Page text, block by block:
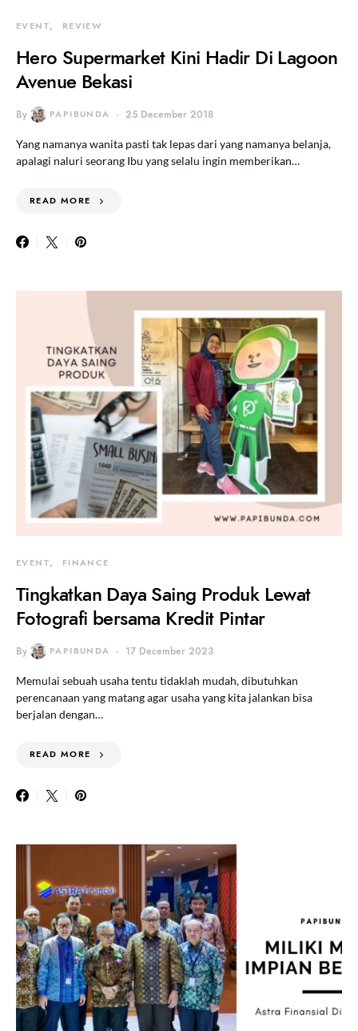
EVENT REVIEW
Hero Supermarket Kini Hadir Di Lagoon
Avenue Bekasi
By PAPIBUNDA 25 December 2018
Yang namanya wanita pasti tak lepas dari yang namanya belanja,
apalagi naluri seorang Ibu yang selalu ingin memberikan…
READ MORE
EVENT FINANCE
Tingkatkan Daya Saing Produk Lewat
Fotografi bersama Kredit Pintar
By PAPIBUNDA 17 December 2023
Memulai sebuah usaha tentu tidaklah mudah, dibutuhkan
perencanaan yang matang agar usaha yang kita jalankan bisa
berjalan dengan…
READ MORE